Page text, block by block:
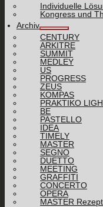
Individuelle
Kongress und
Archiv
CENTURY
ARKITRE
SUMMIT
MEDLEY
US
PROGRESS
ZEUS
KOMPAS
PRAKTIKO
BE
PASTELLO
IDEA
TIMELY
MASTER
SEGNO
DUETTO
MEETING
GRAFFITI
CONCERTO
OPERA
MASTER